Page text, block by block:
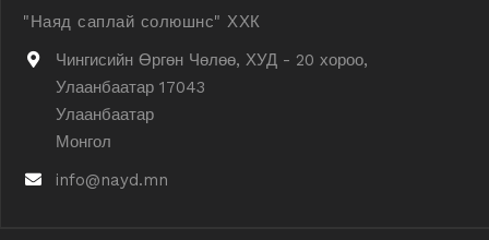
"Наяд саплай солюшнс" ХХК
Чингисийн Өргөн Чөлөө, ХУД - 20 хороо,
Улаанбаатар 17043
Улаанбаатар
Монгол
info@nayd.mn